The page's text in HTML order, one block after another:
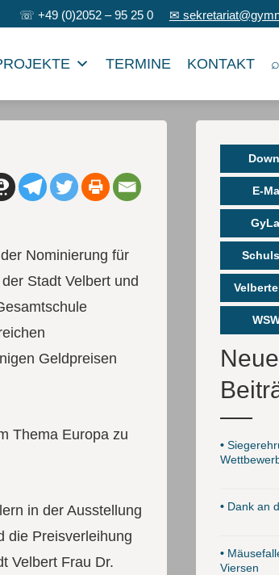
☏ +49 (0)2052 – 95 25 0 ✉
TERMINE KONTAKT ⌕
Nominierung für
Stadt Velbert und
Geldpreisen
Thema Europa zu
in der Ausstellung
die Preisverleihung
Velbert Frau Dr.
E-
•
•Dank an
•
Viersen